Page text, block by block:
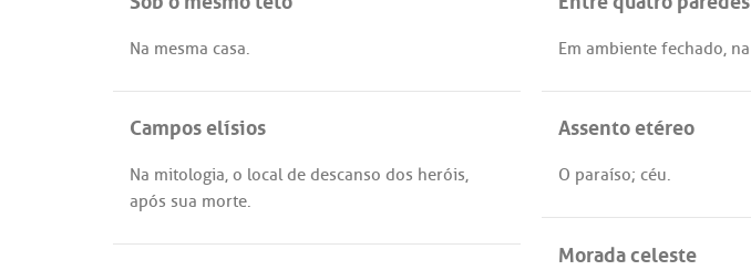
Na mesma casa. Em ambiente fechado, na
Campos elísios
Na mitologia, o local de descanso dos heróis,
após sua morte.
Assento etéreo
O paraíso; céu.
Morada celeste